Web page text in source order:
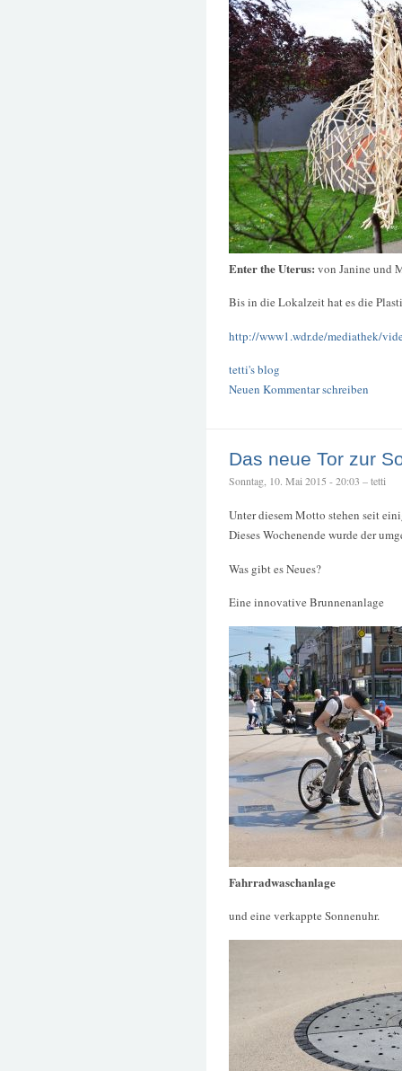
Enter the Uterus: von Janine und
Bis in die Lokalzeit hat es die
http://www1.wdr.de/mediathek/
tetti's blog
Neuen Kommentar schreiben
Das neue Tor zur
Sonntag, 10. Mai 2015 - 20:03 – tetti
Unter diesem Motto stehen seit
Dieses Wochenende wurde der
Was gibt es Neues?
Eine innovative Brunnenanlage
Fahrradwaschanlage
und eine verkappte Sonnenuhr.